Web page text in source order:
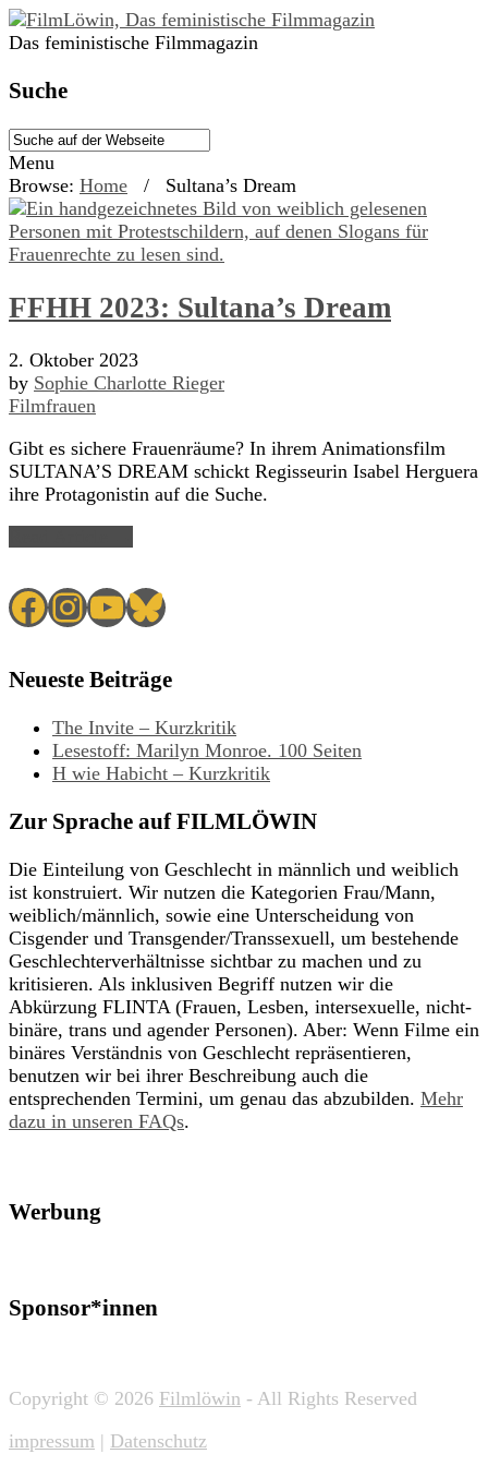
Das feministische Filmmagazin
Suche
Menu
Browse: Home / Sultana’s Dream
FFHH 2023: Sultana’s Dream
2. Oktober 2023
by Sophie Charlotte Rieger
Filmfrauen
Gibt es sichere Frauenräume? In ihrem Animationsfilm
SULTANA’S DREAM schickt Regisseurin Isabel Herguera
ihre Protagonistin auf die Suche.
Facebook
Instagram
YouTube
Bluesky
Neueste Beiträge
The Invite – Kurzkritik
Lesestoff: Marilyn Monroe. 100 Seiten
H wie Habicht – Kurzkritik
Zur Sprache auf FILMLÖWIN
Die Einteilung von Geschlecht in männlich und weiblich
ist konstruiert. Wir nutzen die Kategorien Frau/Mann,
weiblich/männlich, sowie eine Unterscheidung von
Cisgender und Transgender/Transsexuell, um bestehende
Geschlechterverhältnisse sichtbar zu machen und zu
kritisieren. Als inklusiven Begriff nutzen wir die
Abkürzung FLINTA (Frauen, Lesben, intersexuelle, nicht-
binäre, trans und agender Personen). Aber: Wenn Filme ein
binäres Verständnis von Geschlecht repräsentieren,
benutzen wir bei ihrer Beschreibung auch die
entsprechenden Termini, um genau das abzubilden. Mehr
dazu in unseren FAQs.
Werbung
Sponsor*innen
Copyright © 2026 Filmlöwin - All Rights Reserved
impressum | Datenschutz